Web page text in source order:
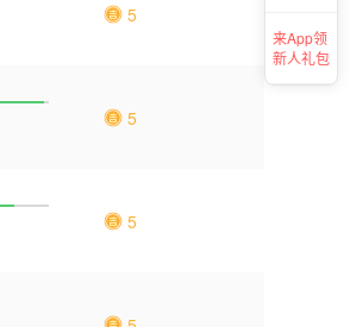
5
5
5
来App领
新人礼包